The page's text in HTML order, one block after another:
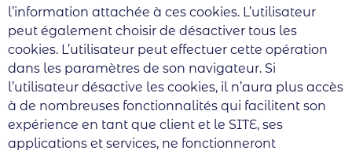
l’information attachée à ces cookies. L’utilisateur
peut également choisir de désactiver tous les
cookies. L’utilisateur peut effectuer cette opération
dans les paramètres de son navigateur. Si
l’utilisateur désactive les cookies, il n’aura plus accès
à de nombreuses fonctionnalités qui facilitent son
expérience en tant que client et le SITE, ses
applications et services, ne fonctionneront